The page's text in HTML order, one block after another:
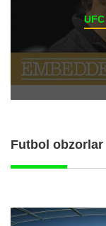
Futbol obzorlar